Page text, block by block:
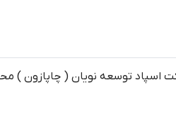
اسپاد توسعه نویان ( چاپازون )